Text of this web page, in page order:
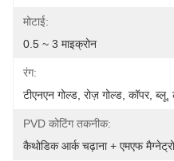
मोटाई:
0.5 ~ 3 माइक्रोन
रंग:
टीएनएन गोल्ड, रोज़ गोल्ड, कॉपर,
PVD कोटिंग तकनीक:
कैथोडिक आर्क चढ़ाना + एमएफ